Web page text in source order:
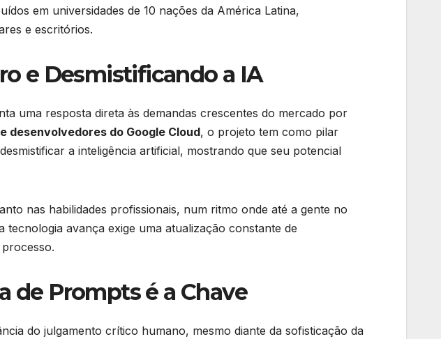
em universidades de 10 nações da América Latina,
e escritórios.
e Desmistificando a IA
uma resposta direta às demandas crescentes do mercado por
desenvolvedores do Google Cloud, o projeto tem como pilar
a inteligência artificial, mostrando que seu potencial
nas habilidades profissionais, num ritmo onde até a gente no
avança exige uma atualização constante de
de Prompts é a Chave
do julgamento crítico humano, mesmo diante da sofisticação da